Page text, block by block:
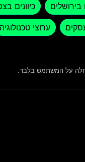
בירושלים כיוונים
ערוצי טכנולוגיה
חלה על המשתמש בלבד.